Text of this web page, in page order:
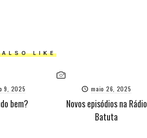
ALSO LIKE
9, 2025
bem?
maio 26, 2025
Novos episódios na Rádio
Batuta